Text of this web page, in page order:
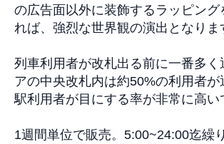
の広告面以外に装飾するラッピング
れば、強烈な世界観の演出となりま
列車利用者が改札出る前に一番多く
アの中央改札内は約50%の利用者が
駅利用者が目にする率が非常に高い
1週間単位で販売。 5:00~24:00迄繰